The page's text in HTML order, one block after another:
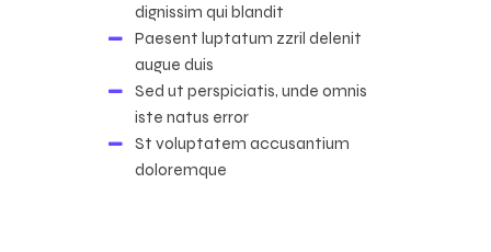
dignissim qui blandit
Paesent luptatum zzril delenit
augue duis
Sed ut perspiciatis, unde omnis
iste natus error
St voluptatem accusantium
doloremque